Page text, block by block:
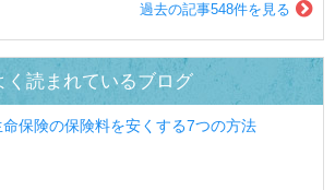
過去の記事548件を見る
く読まれているブログ
命保険の保険料を安くする7つの方法